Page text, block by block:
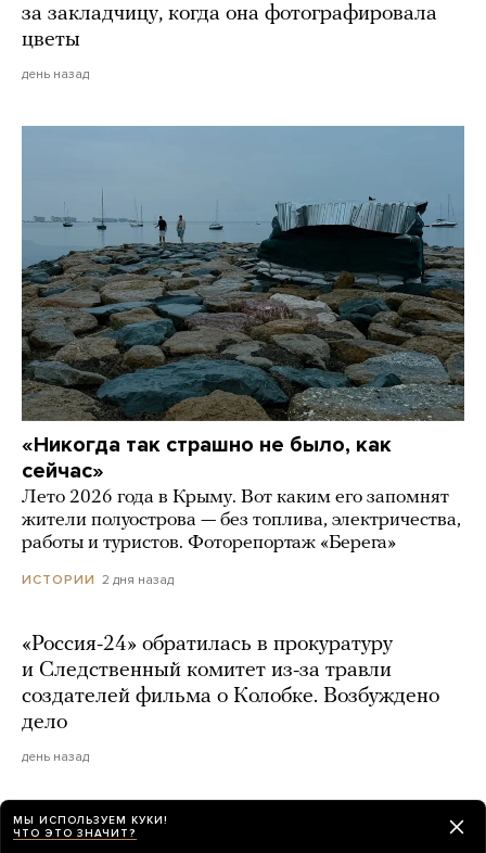
за закладчицу, когда она фотографировала
цветы
день назад
«Никогда так страшно не было, как
сейчас»
Лето 2026 года в Крыму. Вот каким его запомнят
жители полуострова — без топлива, электричества,
работы и туристов. Фоторепортаж «Берега»
ИСТОРИИ 2 дня назад
«Россия-24» обратилась в прокуратуру
и Следственный комитет из-за травли
создателей фильма о Колобке. Возбуждено
дело
день назад
МЫ ИСПОЛЬЗУЕМ КУКИ!
ЧТО ЭТО ЗНАЧИТ?